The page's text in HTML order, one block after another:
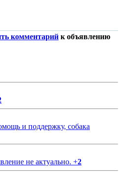
комментарий к объявлению
и поддержку, собака
не актуально. +2